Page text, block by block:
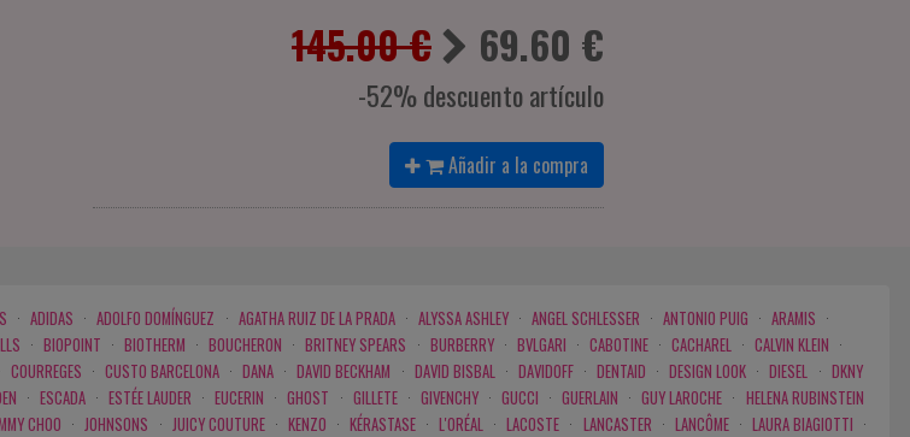
145.00 € 69.60 €
-52% descuento artículo
Añadir a la compra
· ADIDAS · ADOLFO DOMÍNGUEZ · AGATHA RUIZ DE LA PRADA · ALYSSA ASHLEY · ANGEL SCHLESSER · ANTONIO PUIG · ARAMIS ·
· BIOPOINT · BIOTHERM · BOUCHERON · BRITNEY SPEARS · BURBERRY · BVLGARI · CABOTINE · CACHAREL · CALVIN KLEIN ·
COURREGES · CUSTO BARCELONA · DANA · DAVID BECKHAM · DAVID BISBAL · DAVIDOFF · DENTAID · DESIGN LOOK · DIESEL · DKNY
· ESCADA · ESTÉE LAUDER · EUCERIN · GHOST · GILLETE · GIVENCHY · GUCCI · GUERLAIN · GUY LAROCHE · HELENA RUBINSTEIN
CHOO · JOHNSONS · JUICY COUTURE · KENZO · KÉRASTASE · L'ORÉAL · LACOSTE · LANCASTER · LANCÔME · LAURA BIAGIOTTI ·